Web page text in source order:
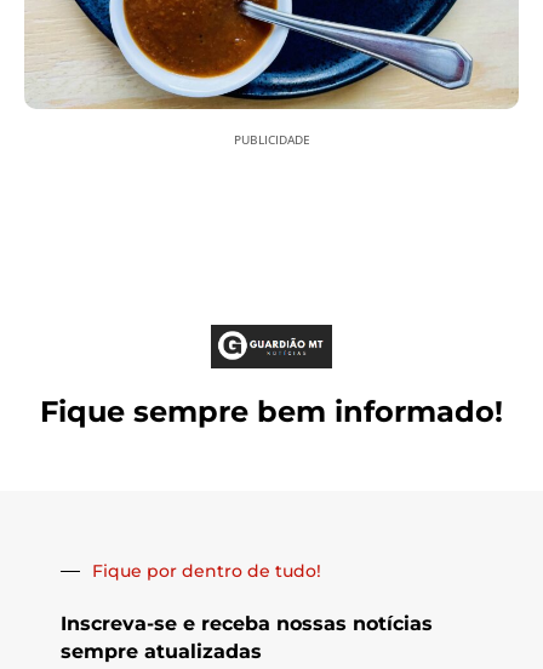
PUBLICIDADE
Fique sempre bem informado!
Fique por dentro de tudo!
Inscreva-se e receba nossas notícias
sempre atualizadas